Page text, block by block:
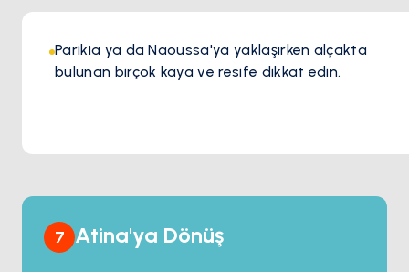
Parikia ya da Naoussa'ya yaklaşırken alçakta
bulunan birçok kaya ve resife dikkat edin.
7 Atina'ya Dönüş